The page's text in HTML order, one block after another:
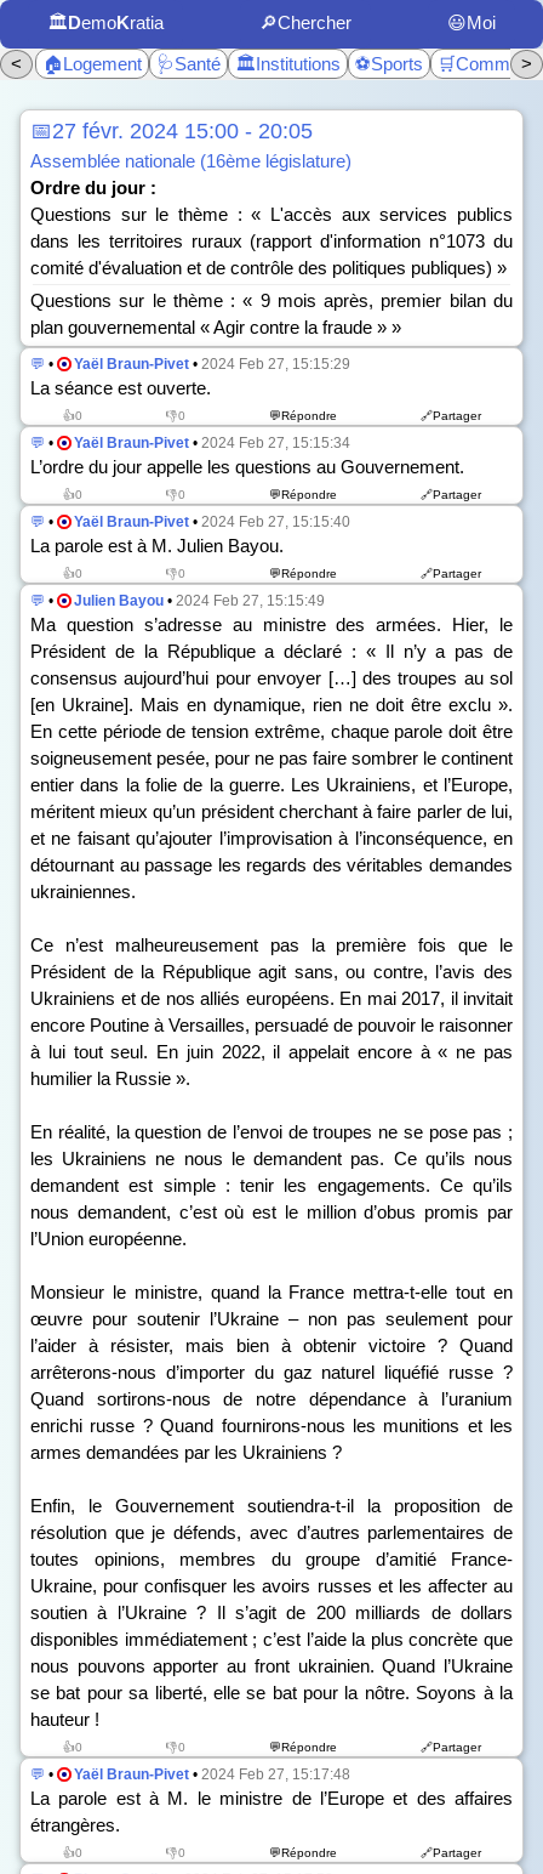
🏛️DemoKratia 🔎Chercher
😃Moi
<
🏠Logement 🩺Santé 🏛️Institutions ⚽Sports >
📅27 févr. 2024 15:00 - 20:05
Assemblée nationale (16ème législature)
Ordre du jour :
Questions sur le thème : « L'accès aux services publics
dans les territoires ruraux (rapport d'information n°1073 du
comité d'évaluation et de contrôle des politiques publiques) »
Questions sur le thème : « 9 mois après, premier bilan du
plan gouvernemental « Agir contre la fraude » »
💬 • Yaël Braun-Pivet • 2024 Feb 27, 15:15:29
La séance est ouverte.
👍0 👎0 💬Répondre 🔗Partager
💬 • Yaël Braun-Pivet • 2024 Feb 27, 15:15:34
L’ordre du jour appelle les questions au Gouvernement.
👍0 👎0 💬Répondre 🔗Partager
💬 • Yaël Braun-Pivet • 2024 Feb 27, 15:15:40
La parole est à M. Julien Bayou.
👍0 👎0 💬Répondre 🔗Partager
💬 • Julien Bayou • 2024 Feb 27, 15:15:49
Ma question s’adresse au ministre des armées. Hier, le
Président de la République a déclaré : « Il n’y a pas de
consensus aujourd’hui pour envoyer […] des troupes au sol
[en Ukraine]. Mais en dynamique, rien ne doit être exclu ».
En cette période de tension extrême, chaque parole doit être
soigneusement pesée, pour ne pas faire sombrer le continent
entier dans la folie de la guerre. Les Ukrainiens, et l’Europe,
méritent mieux qu’un président cherchant à faire parler de lui,
et ne faisant qu’ajouter l’improvisation à l’inconséquence, en
détournant au passage les regards des véritables demandes
ukrainiennes.
Ce n’est malheureusement pas la première fois que le
Président de la République agit sans, ou contre, l’avis des
Ukrainiens et de nos alliés européens. En mai 2017, il invitait
encore Poutine à Versailles, persuadé de pouvoir le raisonner
à lui tout seul. En juin 2022, il appelait encore à « ne pas
humilier la Russie ».
En réalité, la question de l’envoi de troupes ne se pose pas ;
les Ukrainiens ne nous le demandent pas. Ce qu’ils nous
demandent est simple : tenir les engagements. Ce qu’ils
nous demandent, c’est où est le million d’obus promis par
l’Union européenne.
Monsieur le ministre, quand la France mettra-t-elle tout en
œuvre pour soutenir l’Ukraine – non pas seulement pour
l’aider à résister, mais bien à obtenir victoire ? Quand
arrêterons-nous d’importer du gaz naturel liquéfié russe ?
Quand sortirons-nous de notre dépendance à l’uranium
enrichi russe ? Quand fournirons-nous les munitions et les
armes demandées par les Ukrainiens ?
Enfin, le Gouvernement soutiendra-t-il la proposition de
résolution que je défends, avec d’autres parlementaires de
toutes opinions, membres du groupe d’amitié France-
Ukraine, pour confisquer les avoirs russes et les affecter au
soutien à l’Ukraine ? Il s’agit de 200 milliards de dollars
disponibles immédiatement ; c’est l’aide la plus concrète que
nous pouvons apporter au front ukrainien. Quand l’Ukraine
se bat pour sa liberté, elle se bat pour la nôtre. Soyons à la
hauteur !
👍0 👎0 💬Répondre 🔗Partager
💬 • Yaël Braun-Pivet • 2024 Feb 27, 15:17:48
La parole est à M. le ministre de l’Europe et des affaires
étrangères.
👍0 👎0 💬Répondre 🔗Partager